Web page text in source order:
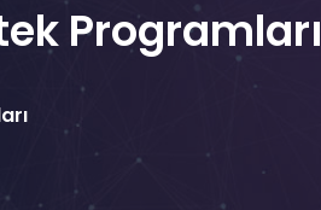
Programları